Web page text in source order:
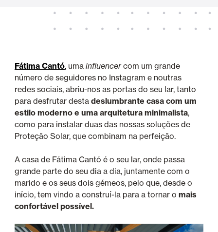
Fátima Cantó, uma influencercom um grande
número de seguidores no Instagram e noutras
redes sociais, abriu-nos as portas do seu lar, tanto
para desfrutar desta deslumbrante casa com um
estilo moderno e uma arquitetura minimalista,
como para instalar duas das nossas soluções de
Proteção Solar, que combinam na perfeição.
A casa de Fátima Cantó é o seu lar, onde passa
grande parte do seu dia a dia, juntamente com o
marido e os seus dois gémeos, pelo que, desde o
início, tem vindo a construí-la para a tornar o mais
confortável possível.